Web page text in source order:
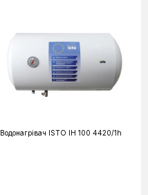
Водонагрівач ISTO IH 100 4420/1h